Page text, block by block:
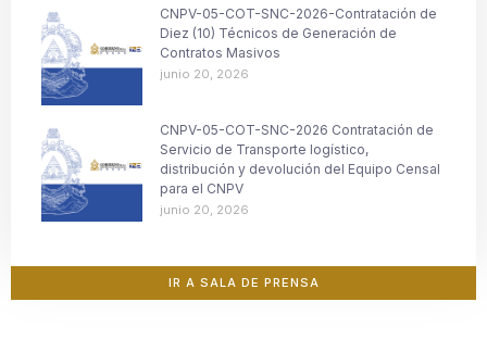
CNPV-05-COT-SNC-2026-Contratación de
Diez (10) Técnicos de Generación de
Contratos Masivos
junio 20, 2026
CNPV-05-COT-SNC-2026 Contratación de
Servicio de Transporte logístico,
distribución y devolución del Equipo Censal
para el CNPV
junio 20, 2026
IR A SALA DE PRENSA